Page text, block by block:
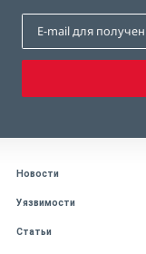
Новости
Уязвимости
Статьи